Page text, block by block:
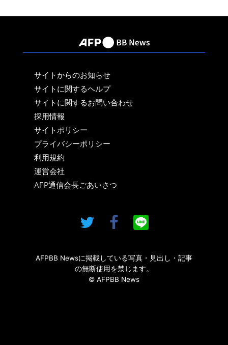
サイトからのお知らせ
サイトに関するヘルプ
サイトに関するお問い合わせ
採用情報
サイトポリシー
プライバシーポリシー
利用規約
運営会社
AFP通信会長ごあいさつ
AFPBB Newsに掲載している写真・見出し・記事
の無断使用を禁じます。
© AFPBB News